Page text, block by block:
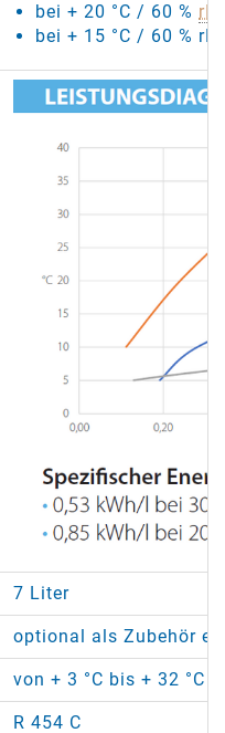
bei + 20 °C / 60 % rF
bei + 15 °C / 60 %
7 Liter
optional als Zubehör
von + 3 °C bis + 32 °C
R 454 C